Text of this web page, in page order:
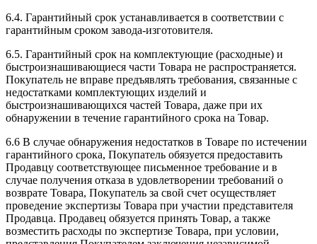
6.4. Гарантийный срок устанавливается в соответствии с
гарантийным сроком завода-изготовителя.
6.5. Гарантийный срок на комплектующие (расходные) и
быстроизнашивающиеся части Товара не распространяется.
Покупатель не вправе предъявлять требования, связанные с
недостатками комплектующих изделий и
быстроизнашивающихся частей Товара, даже при их
обнаружении в течение гарантийного срока на Товар.
6.6 В случае обнаружения недостатков в Товаре по истечении
гарантийного срока, Покупатель обязуется предоставить
Продавцу соответствующее письменное требование и в
случае получения отказа в удовлетворении требований о
возврате Товара, Покупатель за свой счет осуществляет
проведение экспертизы Товара при участии представителя
Продавца. Продавец обязуется принять Товар, а также
возместить расходы по экспертизе Товара, при условии,